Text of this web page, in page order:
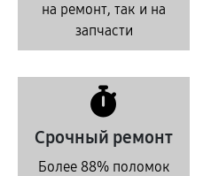
на ремонт, так и на
запчасти
Срочный ремонт
Более 88% поломок